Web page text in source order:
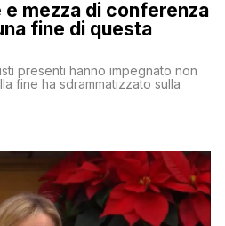
e mezza di conferenza
fine di questa
presenti hanno impegnato non
fine ha sdrammatizzato sulla